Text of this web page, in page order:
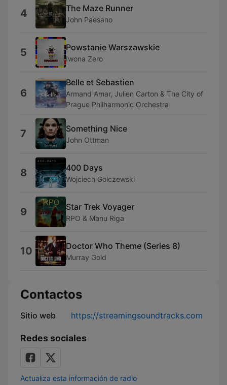
4 The Maze Runner
John Paesano
5 Powstanie Warszawskie
Iwona Zero
6
Belle et Sebastien
Armand Amar, Julien Carton & The City of
Prague Philharmonic Orchestra
7 Something Nice
John Ottman
8 400 Days
Wojciech Golczewski
9 Star Trek Voyager
RPO & Manu Riga
10 Doctor Who Theme (Series 8)
Murray Gold
Contactos
Sitio web https://streamingsoundtracks.com
Redes sociales
Actualiza esta información de radio